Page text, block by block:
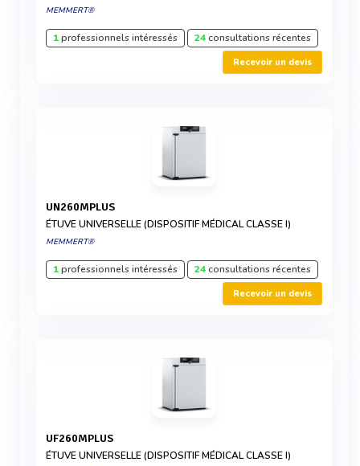
MEMMERT®
1professionnels intéressés 24consultations récentes
Recevoir un devis
UN260MPLUS
ÉTUVE UNIVERSELLE (DISPOSITIF MÉDICAL CLASSE I)
MEMMERT®
1professionnels intéressés 24consultations récentes
Recevoir un devis
UF260MPLUS
ÉTUVE UNIVERSELLE (DISPOSITIF MÉDICAL CLASSE I)